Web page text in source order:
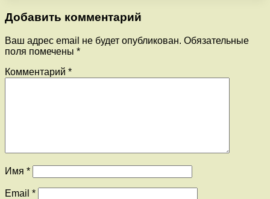
Добавить комментарий
Ваш адрес email не будет опубликован. Обязательные
поля помечены *
Комментарий *
Имя *
Email *